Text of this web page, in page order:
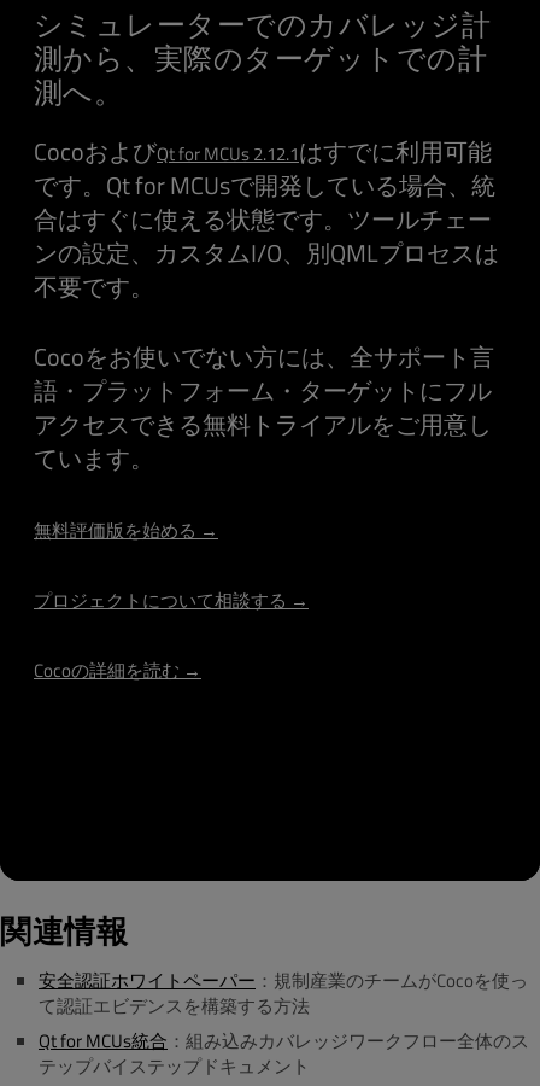
シミュレーターでのカバレッジ計
測から、実際のターゲットでの計
測へ。
CocoおよびQt for MCUs 2.12.1はすでに利用可能
です。Qt for MCUsで開発している場合、統
合はすぐに使える状態です。ツールチェー
ンの設定、カスタムI/O、別QMLプロセスは
不要です。
Cocoをお使いでない方には、全サポート言
語・プラットフォーム・ターゲットにフル
アクセスできる無料トライアルをご用意し
ています。
無料評価版を始める →
プロジェクトについて相談する →
Cocoの詳細を読む →
関連情報
安全認証ホワイトペーパー ：規制産業のチームがCocoを使っ
て認証エビデンスを構築する方法
Qt for MCUs統合 ：組み込みカバレッジワークフロー全体のス
テップバイステップドキュメント